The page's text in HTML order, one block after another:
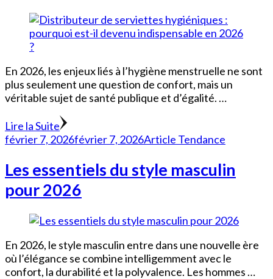
En 2026, les enjeux liés à l’hygiène menstruelle ne sont
plus seulement une question de confort, mais un
véritable sujet de santé publique et d’égalité. …
Lire la Suite
février 7, 2026février 7, 2026Article Tendance
Les essentiels du style masculin
pour 2026
En 2026, le style masculin entre dans une nouvelle ère
où l’élégance se combine intelligemment avec le
confort, la durabilité et la polyvalence. Les hommes …